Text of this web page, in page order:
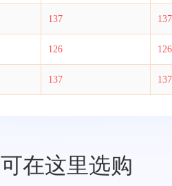
137 137
126 126
137 137
在这里选购